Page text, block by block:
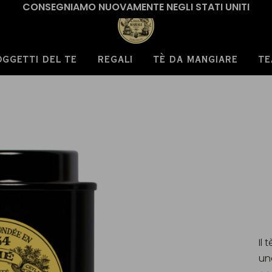
CONSEGNIAMO NUOVAMENTE NEGLI STATI UNITI
DEL TE REGALI TÈ DA MANGIARE
Il